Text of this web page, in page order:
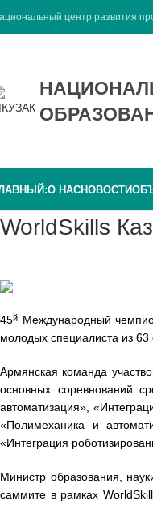
центр развития
О НАСНОВОСТИ
WorldSkills
45й Международный
молодых специалиста из
Армянская команда
основных соревнований
автоматизация»,
«Полимеханика и
«Интеграция
Министр образования,
саммите в рамках